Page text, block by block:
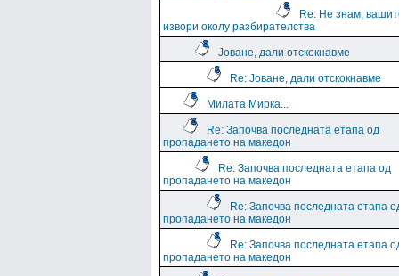
Re: Не знам,
извори околу разбирателства
Јоване, дали отскокнавме
Re: Јоване, дали отскокнавме
Милата Мирка...
Re: Започва последната етапа од
пропадането на македон
Re: Започва последната етапа од
пропадането на македон
Re: Започва последната етапа
пропадането на македон
Re: Започва последната етапа
пропадането на македон